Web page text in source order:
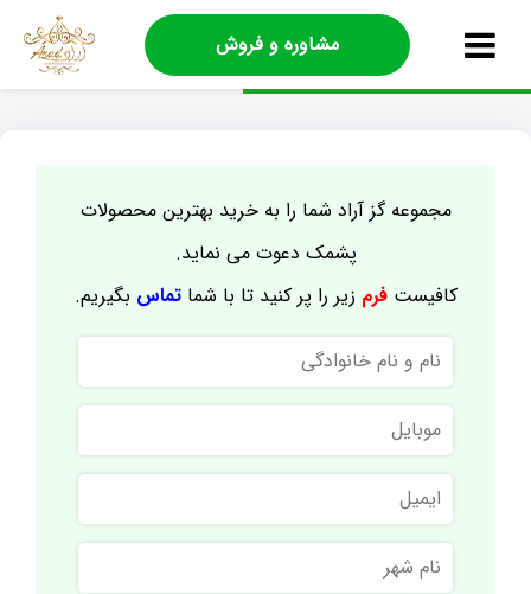
مشاوره و فروش
مجموعه گز آراد شما را به خرید بهترین محصولات
پشمک دعوت می نماید.
کافیستفرم زیر را پر کنید تا با شماتماس بگیریم.
نام
و
نام
خانوادگی
موبایل
ایمیل
نام
شهر